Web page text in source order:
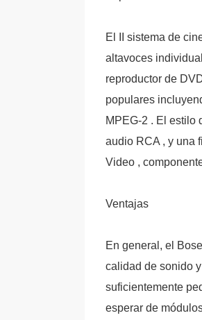
El II sistema de
altavoces
reproductor de
populares
MPEG-2 . El estilo
audio RCA , y una
Video ,
Ventajas
En general, el
calidad de sonido
suficientemente
esperar de